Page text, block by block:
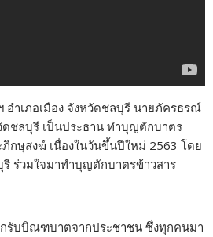
ำเภอเมือง จังหวัดชลบุรี นายภัครธรณ์
ดชลบุรี เป็นประธาน ทำบุญตักบาตร
กษุสงฆ์ เนื่องในวันขึ้นปีใหม่ 2563 โดย
ร่วมใจมาทำบุญตักบาตรข้าวสาร
รับบิณฑบาตจากประชาชน ซึ่งทุกคนมา